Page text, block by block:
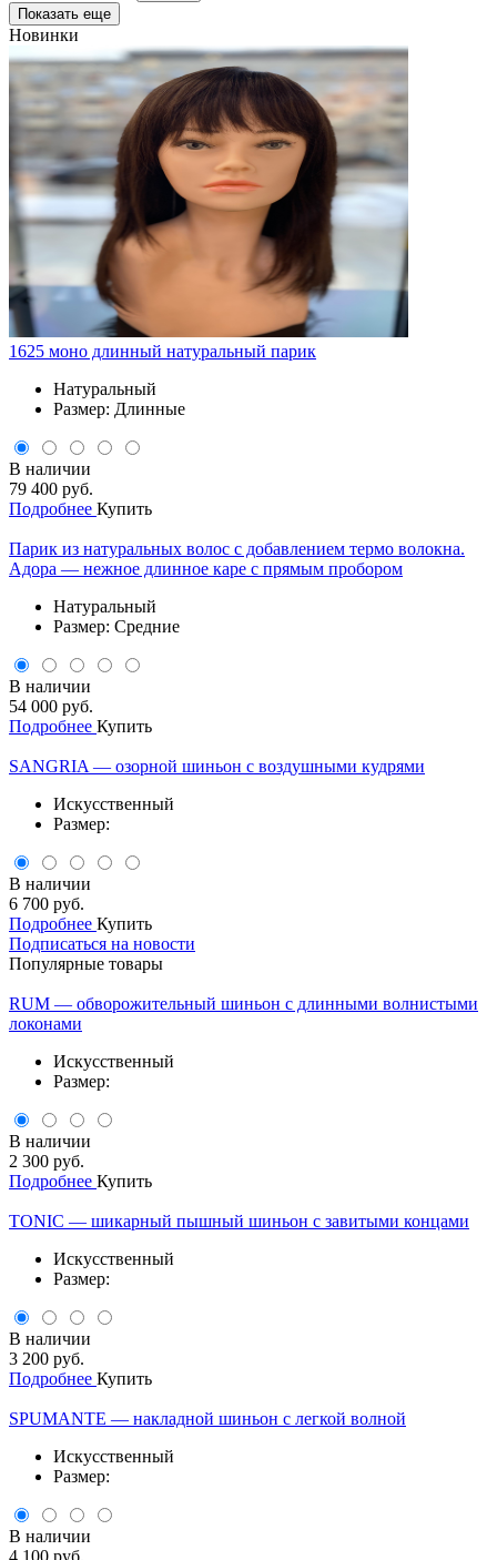
Показать еще
Новинки
1625 моно длинный натуральный парик
Натуральный
Размер: Длинные
В наличии
79 400 руб.
Подробнее Купить
Парик из натуральных волос с добавлением термо волокна.
Адора — нежное длинное каре с прямым пробором
Натуральный
Размер: Средние
В наличии
54 000 руб.
Подробнее Купить
SANGRIA — озорной шиньон с воздушными кудрями
Искусственный
Размер:
В наличии
6 700 руб.
Подробнее Купить
Подписаться на новости
Популярные товары
RUM — обворожительный шиньон с длинными волнистыми
локонами
Искусственный
Размер:
В наличии
2 300 руб.
Подробнее Купить
TONIC — шикарный пышный шиньон с завитыми концами
Искусственный
Размер:
В наличии
3 200 руб.
Подробнее Купить
SPUMANTE — накладной шиньон с легкой волной
Искусственный
Размер:
В наличии
4 100 руб.